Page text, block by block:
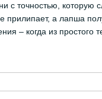
с точностью, которую
прилипает, а лапша
– когда из